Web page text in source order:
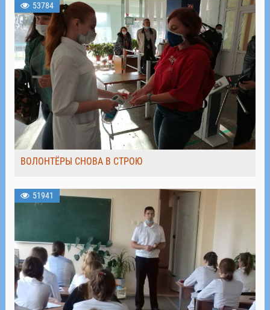
53784
ВОЛОНТЁРЫ СНОВА В СТРОЮ
51941